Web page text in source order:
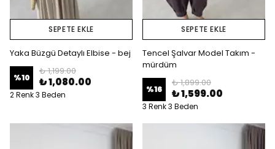
SEPETE EKLE
Yaka Büzgü Detaylı Elbise - bej
%10
₺ 1,199.00
₺ 1,080.00
2 Renk 3 Beden
SEPETE EKLE
Tencel Şalvar Model Takım -
mürdüm
%16
₺ 1,899.00
₺ 1,599.00
3 Renk 3 Beden